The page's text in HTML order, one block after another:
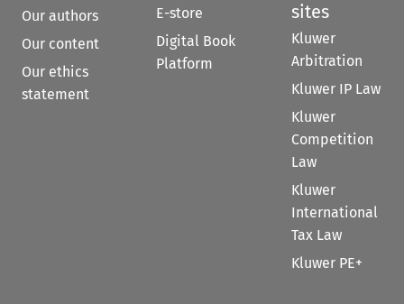
Our authors
Our content
Our ethics
statement
E-store
Digital Book
Platform
sites
Kluwer
Arbitration
Kluwer IP Law
Kluwer
Competition
Law
Kluwer
International
Tax Law
Kluwer PE+